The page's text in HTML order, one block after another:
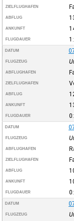
ZIELFLUGHAFEN
ABFLUG
ANKUNFT
FLUGDAUER
DATUM
FLUGZEUG
ABFLUGHAFEN
ZIELFLUGHAFEN
ABFLUG
ANKUNFT
FLUGDAUER
DATUM
FLUGZEUG
ABFLUGHAFEN
ZIELFLUGHAFEN
ABFLUG
ANKUNFT
FLUGDAUER
DATUM
FLUGZEUG